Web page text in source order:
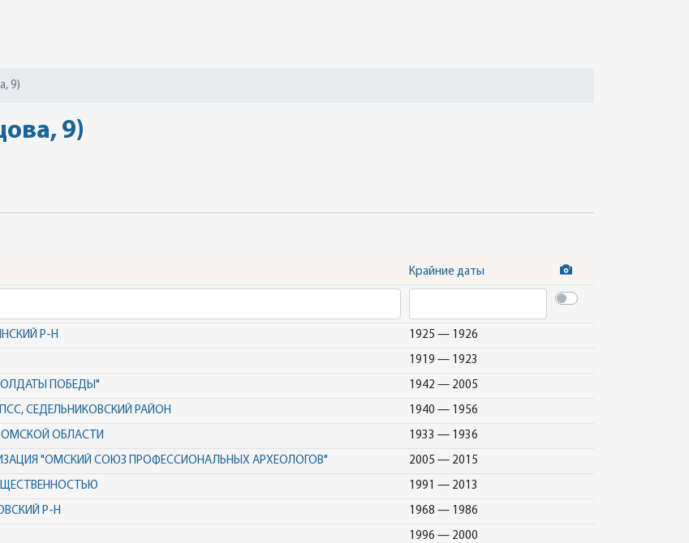
9)
9)
Крайние даты
Р-Н 1925 — 1926
1919 — 1923
ПОБЕДЫ" 1942 — 2005
СЕДЕЛЬНИКОВСКИЙ РАЙОН 1940 — 1956
ОМСКОЙ ОБЛАСТИ 1933 — 1936
"ОМСКИЙ СОЮЗ ПРОФЕССИОНАЛЬНЫХ АРХЕОЛОГОВ" 2005 — 2015
1991 — 2013
Р-Н 1968 — 1986
1996 — 2000